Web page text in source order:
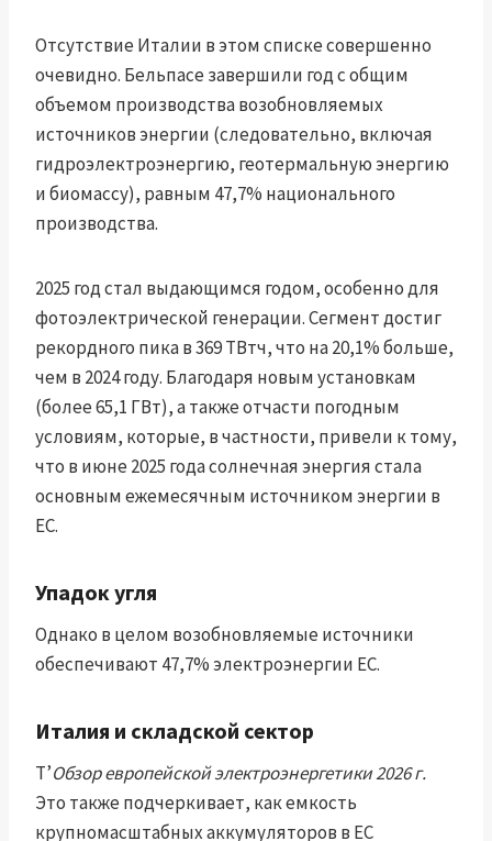
Отсутствие Италии в этом списке совершенно
очевидно. Бельпасе завершили год с общим
объемом производства возобновляемых
источников энергии (следовательно, включая
гидроэлектроэнергию, геотермальную энергию
и биомассу), равным 47,7% национального
производства.
2025 год стал выдающимся годом, особенно для
фотоэлектрической генерации. Сегмент достиг
рекордного пика в 369 ТВтч, что на 20,1% больше,
чем в 2024 году. Благодаря новым установкам
(более 65,1 ГВт), а также отчасти погодным
условиям, которые, в частности, привели к тому,
что в июне 2025 года солнечная энергия стала
основным ежемесячным источником энергии в
ЕС.
Упадок угля
Однако в целом возобновляемые источники
обеспечивают 47,7% электроэнергии ЕС.
Италия и складской сектор
Т’Обзор европейской электроэнергетики 2026 г.
Это также подчеркивает, как емкость
крупномасштабных аккумуляторов в ЕС